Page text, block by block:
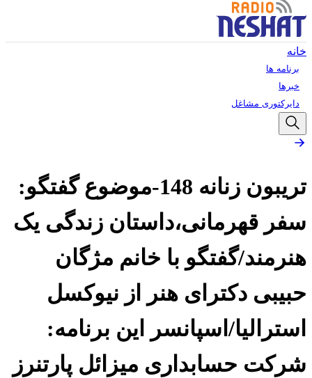
خانه
برنامه ها
خبرها
دایرکتوری مشاغل
تریبون زنانه 148-موضوع گفتگو:
سفر قهرمانی،داستان زندگی یک
هنرمند/گفتگو با خانم مژگان
حبیبی دکترای هنر از نیوکسل
استراليا/اسپانسر این برنامه:
شرکت حسابداری میزائل پارتنرز